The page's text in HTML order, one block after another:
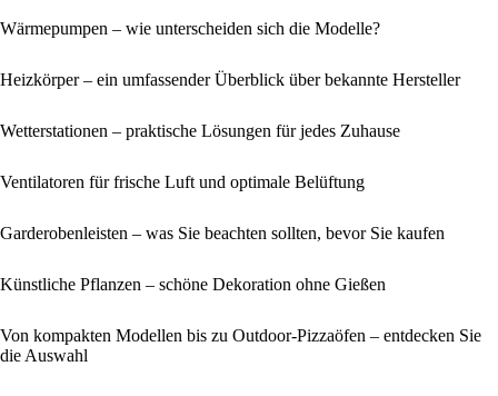
Wärmepumpen – wie unterscheiden sich die Modelle?
Heizkörper – ein umfassender Überblick über bekannte Hersteller
Wetterstationen – praktische Lösungen für jedes Zuhause
Ventilatoren für frische Luft und optimale Belüftung
Garderobenleisten – was Sie beachten sollten, bevor Sie kaufen
Künstliche Pflanzen – schöne Dekoration ohne Gießen
Von kompakten Modellen bis zu Outdoor-Pizzaöfen – entdecken Sie
die Auswahl